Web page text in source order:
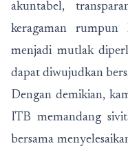
akuntabel,
keragaman rumpun
menjadi mutlak
dapat diwujudkan
Dengan demikian,
ITB memandang
bersama